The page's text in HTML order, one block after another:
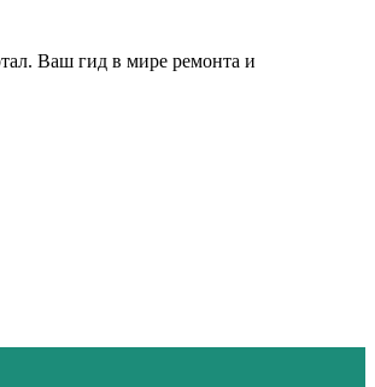
Ваш гид в мире ремонта и